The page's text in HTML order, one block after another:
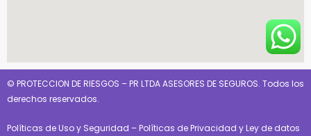
© PROTECCION DE RIESGOS – PR LTDA ASESORES DE SEGUROS. Todos los
derechos reservados.
Políticas de Uso y Seguridad –Políticas de Privacidad y Ley de datos